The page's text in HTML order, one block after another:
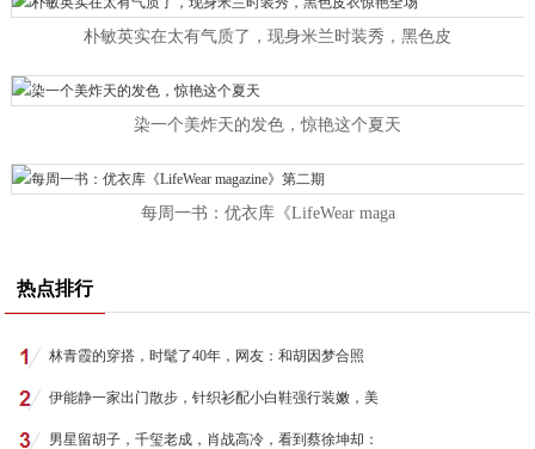
朴敏英实在太有气质了，现身米兰时装秀，黑色皮
染一个美炸天的发色，惊艳这个夏天
每周一书：优衣库《LifeWear maga
热点排行
林青霞的穿搭，时髦了40年，网友：和胡因梦合照
伊能静一家出门散步，针织衫配小白鞋强行装嫩，美
男星留胡子，千玺老成，肖战高冷，看到蔡徐坤却：